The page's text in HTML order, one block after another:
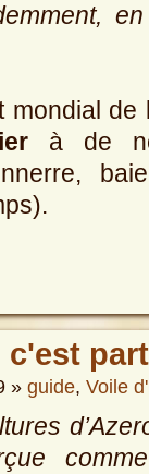
mondial
à de
c'est
» guide, Voile